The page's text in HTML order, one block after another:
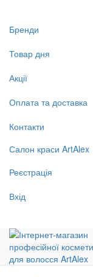
Бренди
Товар дня
Акції
Оплата та доставка
Контакти
Салон краси ArtAlex
Реєстрація
Вхід